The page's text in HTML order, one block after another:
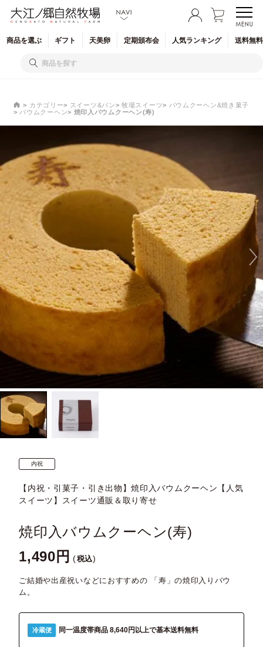
商品を選ぶ ギフト 天美卵 定期頒布会 人気ランキング 送料無
カテゴリー スイーツ&パン 牧場スイーツ
バウムクーヘン&焼き菓子
バウムクーヘン
焼印入バウムクーヘン(寿)
内祝
【内祝・引菓子・引き出物】焼印入バウムクーヘン【人気
スイーツ】スイーツ通販＆取り寄せ
焼印入バウムクーヘン(寿)
1,490 税込
ご結婚や出産祝いなどにおすすめの 「寿」の焼印入りバウ
ム。
冷蔵便 同一温度帯商品 8,640円以上で基本送料無料